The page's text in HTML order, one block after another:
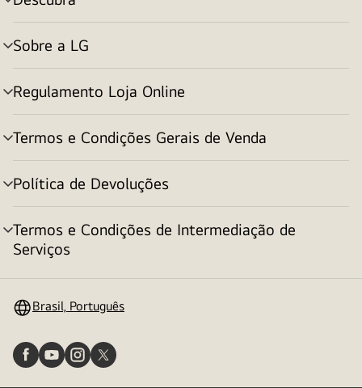
alternar
menu
Sobre a LG
alternar
menu
Regulamento Loja Online
alternar
menu
Termos e Condições Gerais de Venda
alternar
menu
Política de Devoluções
alternar
menu
Termos e Condições de Intermediação de
Serviços
alternar
Brasil, Português